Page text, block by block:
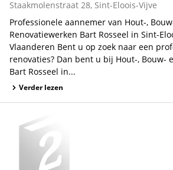
Staakmolenstraat 28, Sint-Eloois-Vijve
Professionele aannemer van Hout-,
Renovatiewerken Bart Rosseel in Sint-
Vlaanderen Bent u op zoek naar een
renovaties? Dan bent u bij Hout-, Bouw-
Bart Rosseel in...
Verder lezen